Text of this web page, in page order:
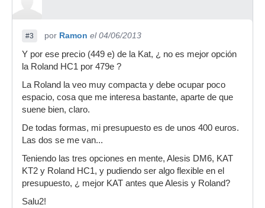
#3 por Ramon el 04/06/2013
Y por ese precio (449 e) de la Kat, ¿ no es mejor opción
la Roland HC1 por 479e ?
La Roland la veo muy compacta y debe ocupar poco
espacio, cosa que me interesa bastante, aparte de que
suene bien, claro.
De todas formas, mi presupuesto es de unos 400 euros.
Las dos se me van...
Teniendo las tres opciones en mente, Alesis DM6, KAT
KT2 y Roland HC1, y pudiendo ser algo flexible en el
presupuesto, ¿ mejor KAT antes que Alesis y Roland?
Salu2!